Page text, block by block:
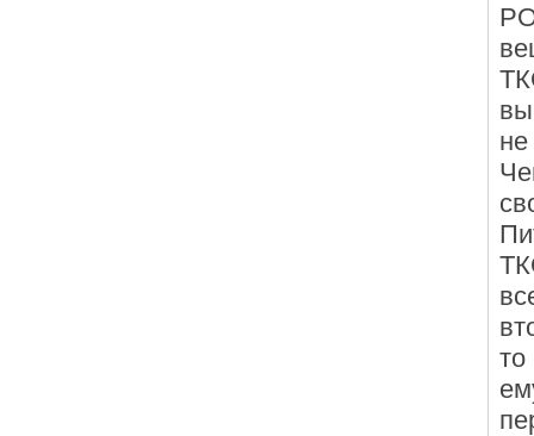
то